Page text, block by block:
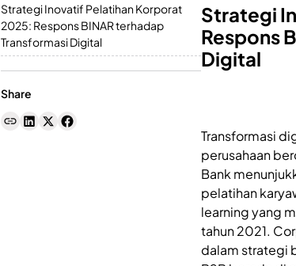
Strategi Inovatif Pelatihan Korporat
2025: Respons BINAR terhadap
Transformasi Digital
Share
Strategi
Respons
Digital
Transformasi
perusahaan
Bank
pelatihan
learning yang
tahun 2021.
dalam strategi